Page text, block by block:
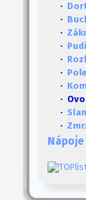
·
·
·
·
·
·
·
·
·
·
Nápoje